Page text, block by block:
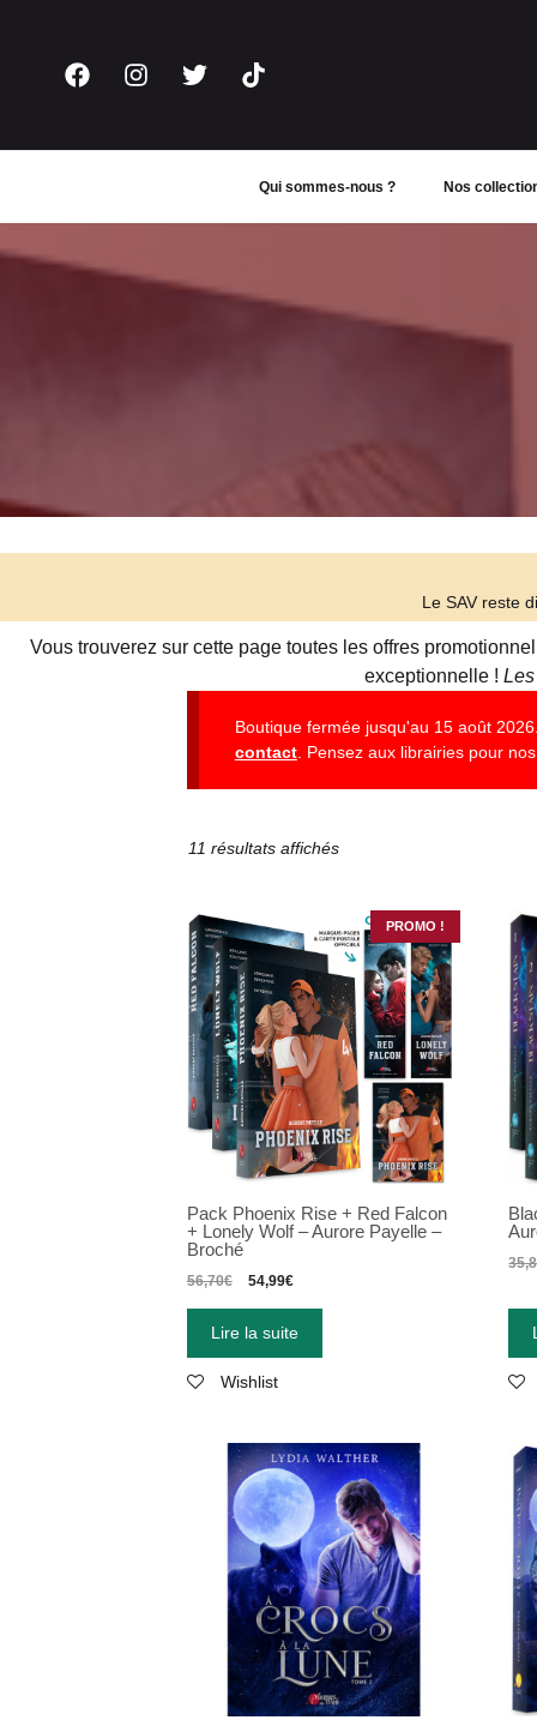
Qui sommes-nous ? Nos
Le SAV reste
Vous trouverez sur cette page toutes les offres
exceptionnelle !
Boutique fermée jusqu'au 15 août
contact. Pensez aux librairies pour
11 résultats affichés
PROMO !
Pack Phoenix Rise + Red Falcon
+ Lonely Wolf – Aurore Payelle –
Broché
56,70€ 54,99€
Lire la suite
Wishlist